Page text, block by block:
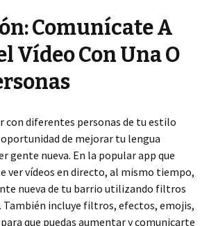
Comunícate A
Vídeo Con Una O
con diferentes personas de tu estilo
de mejorar tu lengua
gente nueva. En la popular app que
ver vídeos en directo, al mismo tiempo,
nueva de tu barrio utilizando filtros
También incluye filtros, efectos, emojis,
que puedas aumentar y comunicarte